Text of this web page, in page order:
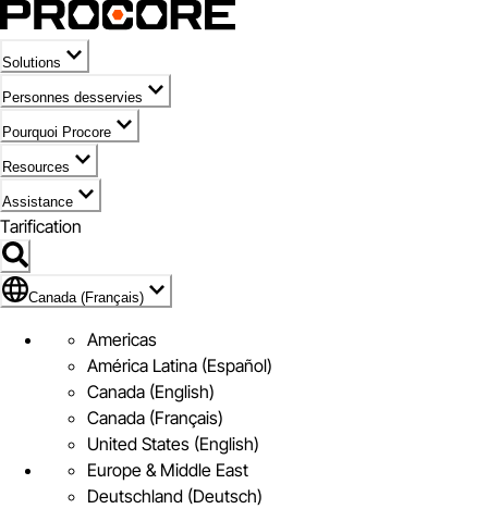
Solutions
Personnes desservies
Pourquoi Procore
Resources
Assistance
Tarification
Pavillon de Canada (Français)
Canada (Français)
Americas
América Latina (Español)
Canada (English)
Canada (Français)
United States (English)
Europe & Middle East
Deutschland (Deutsch)